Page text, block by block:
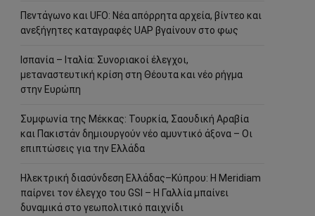
Πεντάγωνο και UFO: Νέα απόρρητα αρχεία, βίντεο και
ανεξήγητες καταγραφές UAP βγαίνουν στο φως
Ισπανία – Ιταλία: Συνοριακοί έλεγχοι,
μεταναστευτική κρίση στη Θέουτα και νέο ρήγμα
στην Ευρώπη
Συμφωνία της Μέκκας: Τουρκία, Σαουδική Αραβία
και Πακιστάν δημιουργούν νέο αμυντικό άξονα – Οι
επιπτώσεις για την Ελλάδα
Ηλεκτρική διασύνδεση Ελλάδας–Κύπρου: Η Meridiam
παίρνει τον έλεγχο του GSI – Η Γαλλία μπαίνει
δυναμικά στο γεωπολιτικό παιχνίδι